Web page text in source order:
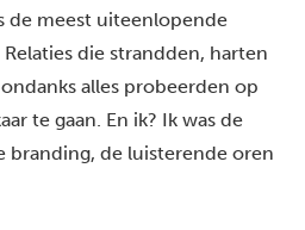
de meest uiteenlopende
die strandden, harten
alles probeerden op
te gaan. En ik? Ik was de
branding, de luisterende oren